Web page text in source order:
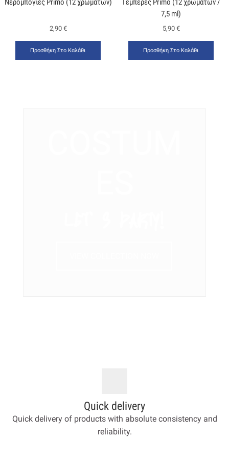
Νερομπογιές Primo (12 χρωμάτων)
2,90 €
Προσθήκη Στο Καλάθι
Τέμπερες Primo (12 χρωμάτων /
7,5 ml)
5,90 €
Προσθήκη Στο Καλάθι
Quick delivery
Quick delivery of products with absolute consistency and
reliability.